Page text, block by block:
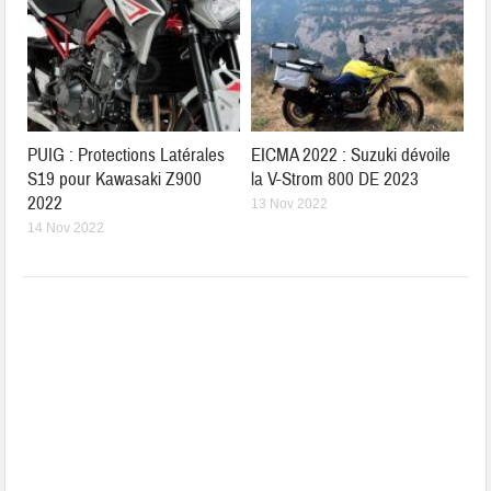
PUIG : Protections Latérales
S19 pour Kawasaki Z900
2022
14 Nov 2022
EICMA 2022 : Suzuki dévoile
la V-Strom 800 DE 2023
13 Nov 2022